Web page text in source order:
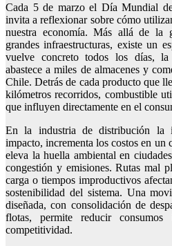
Cada 5 de marzo el Día Mundial
invita a reflexionar sobre cómo
nuestra economía. Más allá de la
grandes infraestructuras, existe un
vuelve concreto todos los días,
abastece a miles de almacenes y
Chile. Detrás de cada producto que
kilómetros recorridos, combustible
que influyen directamente en el
En la industria de distribución la
impacto, incrementa los costos en
eleva la huella ambiental en
congestión y emisiones. Rutas mal
carga o tiempos improductivos
sostenibilidad del sistema. Una
diseñada, con consolidación de
flotas, permite reducir
competitividad.